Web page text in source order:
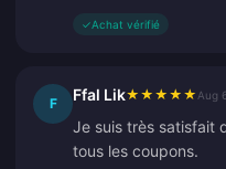
✓Achat vérifié
F Ffal Lik★ ★ ★ ★ ★ Aug
Je suis très satisfait
tous les coupons.